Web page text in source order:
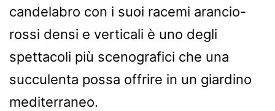
candelabro con i suoi racemi arancio-
rossi densi e verticali è uno degli
spettacoli più scenografici che una
succulenta possa offrire in un giardino
mediterraneo.